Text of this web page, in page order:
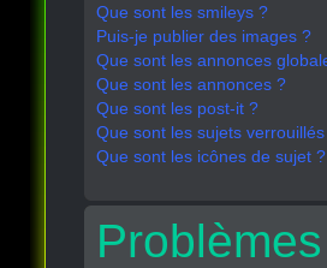
Que sont les smileys ?
Puis-je publier des images ?
Que sont les annonces
Que sont les annonces ?
Que sont les post-it ?
Que sont les sujets
Que sont les icônes de sujet ?